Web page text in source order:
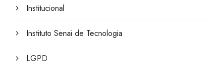
Institucional
Instituto Senai de Tecnologia
LGPD